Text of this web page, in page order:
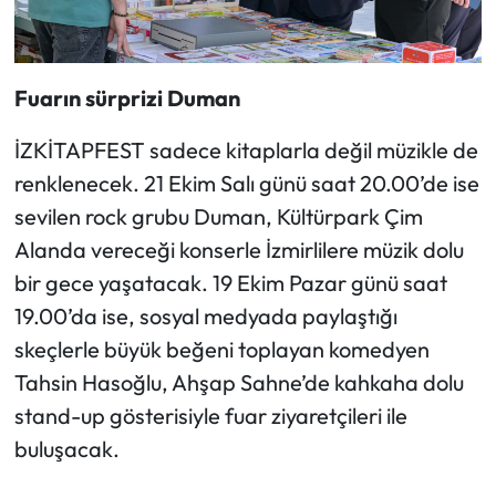
Fuarın sürprizi Duman
İZKİTAPFEST sadece kitaplarla değil müzikle de
renklenecek. 21 Ekim Salı günü saat 20.00’de ise
sevilen rock grubu Duman, Kültürpark Çim
Alanda vereceği konserle İzmirlilere müzik dolu
bir gece yaşatacak. 19 Ekim Pazar günü saat
19.00’da ise, sosyal medyada paylaştığı
skeçlerle büyük beğeni toplayan komedyen
Tahsin Hasoğlu, Ahşap Sahne’de kahkaha dolu
stand-up gösterisiyle fuar ziyaretçileri ile
buluşacak.